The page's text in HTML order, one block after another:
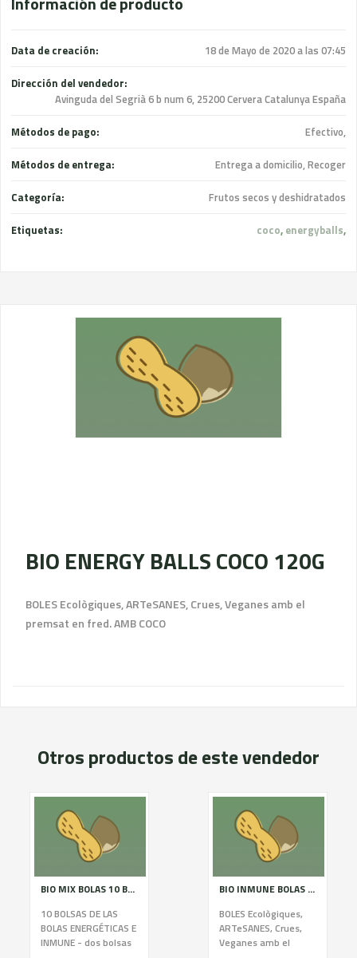
Data de creación: 18 de Mayo de 2020 a las 07:45
Dirección del vendedor:
Avinguda del Segrià 6 b num 6, 25200 Cervera Catalunya España
Métodos de pago: Efectivo,
Métodos de entrega: Entrega a domicilio, Recoger
Categoría: Frutos secos y deshidratados
Etiquetas: coco, energyballs,
BIO ENERGY BALLS COCO 120G
BOLES Ecològiques, ARTeSANES, Crues, Veganes amb el
premsat en fred. AMB COCO
Otros productos de este vendedor
BIO MIX BOLAS 10 BOSSES
10 BOLSAS DE LAS
BOLAS ENERGÉTICAS E
INMUNE - dos bolsas
BIO INMUNE BOLAS 120G
BOLES Ecològiques,
ARTeSANES, Crues,
Veganes amb el